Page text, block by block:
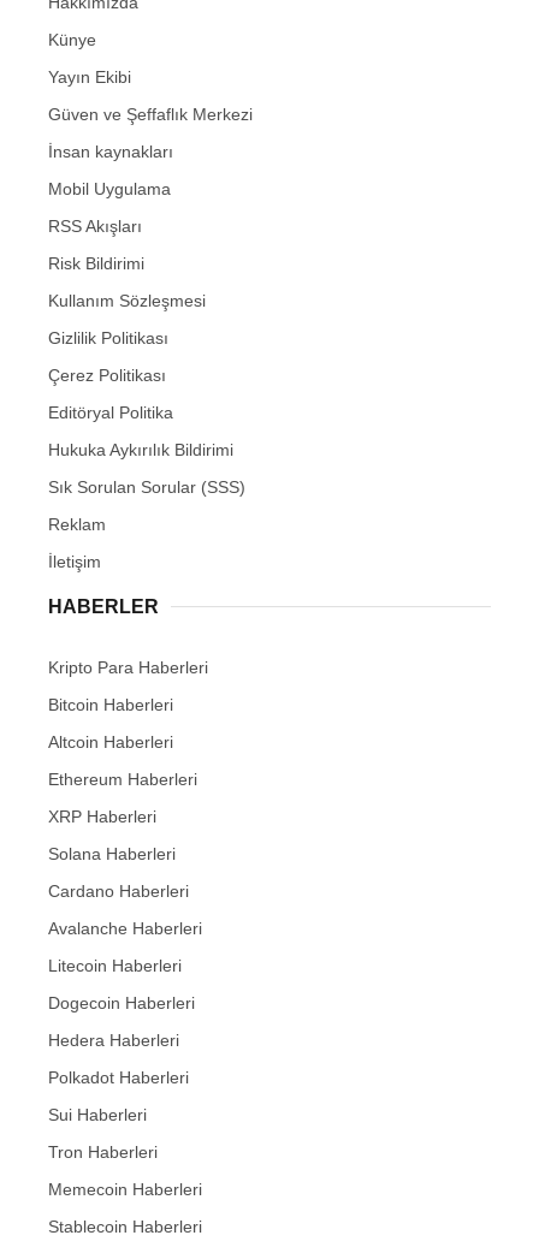
Künye
Yayın Ekibi
Güven ve Şeffaflık Merkezi
İnsan kaynakları
Mobil Uygulama
RSS Akışları
Risk Bildirimi
Kullanım Sözleşmesi
Gizlilik Politikası
Çerez Politikası
Editöryal Politika
Hukuka Aykırılık Bildirimi
Sık Sorulan Sorular (SSS)
Reklam
İletişim
HABERLER
Kripto Para Haberleri
Bitcoin Haberleri
Altcoin Haberleri
Ethereum Haberleri
XRP Haberleri
Solana Haberleri
Cardano Haberleri
Avalanche Haberleri
Litecoin Haberleri
Dogecoin Haberleri
Hedera Haberleri
Polkadot Haberleri
Sui Haberleri
Tron Haberleri
Memecoin Haberleri
Stablecoin Haberleri